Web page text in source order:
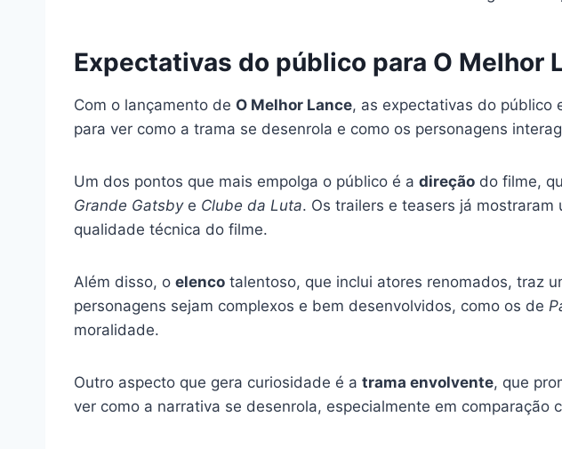
Expectativas do público para O Melhor
Com o lançamento de O Melhor Lance, as expectativas do público
para ver como a trama se desenrola e como os personagens
Um dos pontos que mais empolga o público é a direção do filme,
Grande Gatsbye Clube da Luta. Os trailers e teasers já
qualidade técnica do filme.
Além disso, o elenco talentoso, que inclui atores renomados, traz
personagens sejam complexos e bem desenvolvidos, como os de
moralidade.
Outro aspecto que gera curiosidade é a trama envolvente, que
ver como a narrativa se desenrola, especialmente em comparação